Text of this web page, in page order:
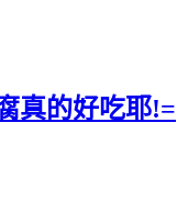
真的好吃耶!=